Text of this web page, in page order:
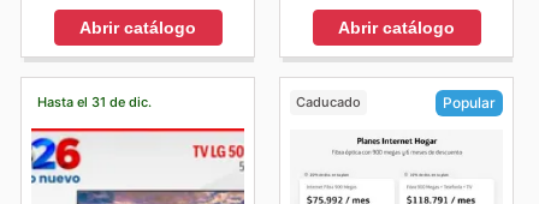
Abrir catálogo Abrir catálogo
Hasta el 31 de dic. Caducado Popular